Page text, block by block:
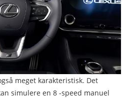
meget karakteristisk. Det
simulere en 8 -speed manuel